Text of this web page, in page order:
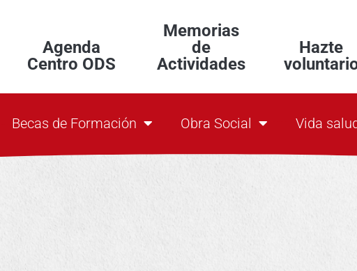
Agenda
Centro ODS
Memorias
de
Actividades
Hazte
Becas de Formación Obra Social Vida